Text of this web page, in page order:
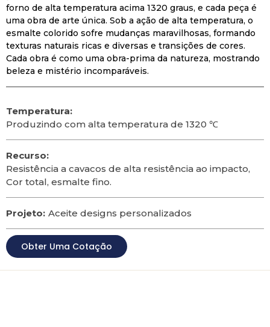
forno de alta temperatura acima 1320 graus, e cada peça é
uma obra de arte única. Sob a ação de alta temperatura, o
esmalte colorido sofre mudanças maravilhosas, formando
texturas naturais ricas e diversas e transições de cores.
Cada obra é como uma obra-prima da natureza, mostrando
beleza e mistério incomparáveis.
Temperatura:
Produzindo com alta temperatura de 1320 ℃
Recurso:
Resistência a cavacos de alta resistência ao impacto,
Cor total, esmalte fino.
Projeto: Aceite designs personalizados
Obter Uma Cotação